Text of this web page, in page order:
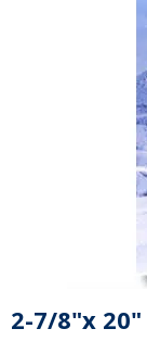
2-7/8"x 20"